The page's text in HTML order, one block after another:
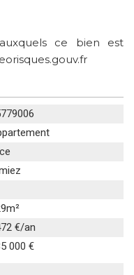
ce bien est
€/an
000 €